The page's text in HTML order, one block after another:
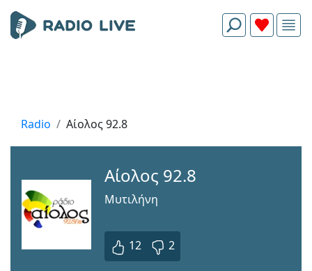
Radio Αίολος 92.8
Αίολος 92.8
Μυτιλήνη
12 2